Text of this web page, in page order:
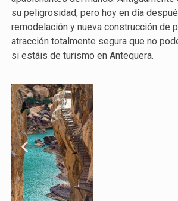
su peligrosidad, pero hoy en día
remodelación y nueva construcción de
atracción totalmente segura que no
si estáis de turismo en Antequera.